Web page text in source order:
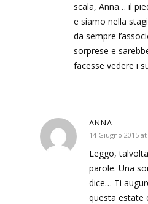
scala, Anna… il
e siamo nella
da sempre
sorprese e
facesse vedere i
ANNA
14 Giugno 2015 at
Leggo,
parole. Una
dice… Ti
questa estate